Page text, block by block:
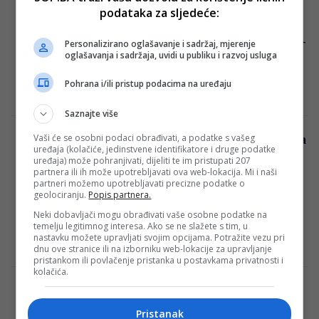
skija s najboljim startnim brojem u karijeri
Međunarodna skijaška federacija (FIS)
objavila je startnu listu za posljednju Super-
G utrku ovogodišnjeg Svjetskog kupa, koja
će se održati sutra,…
Gledajte uživo, online Bosna i Hercegovina
protiv Ukrajine
Večeras će se na stadionu Bilino polje u
Zenici odigrati ključna utakmica nogometne
reprezentacije Bosne i Hercegovine u
baražu za…
Haris Kapo 21/03/2024
Hrvatska protiv moćne Španjolske. Evo
podataka za sljedeće:
Personalizirano oglašavanje i sadržaj, mjerenje
oglašavanja i sadržaja, uvidi u publiku i razvoj usluga
Pohrana i/ili pristup podacima na uređaju
Saznajte više
Vaši će se osobni podaci obrađivati, a podatke s vašeg
uređaja (kolačiće, jedinstvene identifikatore i druge podatke
uređaja) može pohranjivati, dijeliti te im pristupati 207
partnera ili ih može upotrebljavati ova web-lokacija. Mi i naši
partneri možemo upotrebljavati precizne podatke o
geolociranju. Popis partnera.
Neki dobavljači mogu obrađivati vaše osobne podatke na
temelju legitimnog interesa. Ako se ne slažete s tim, u
nastavku možete upravljati svojim opcijama. Potražite vezu pri
dnu ove stranice ili na izborniku web-lokacije za upravljanje
pristankom ili povlačenje pristanka u postavkama privatnosti i
kolačića.
Pristanak